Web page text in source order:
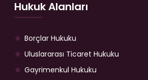
Hukuk Alanları
Borçlar Hukuku
Uluslararası Ticaret Hukuku
Gayrimenkul Hukuku